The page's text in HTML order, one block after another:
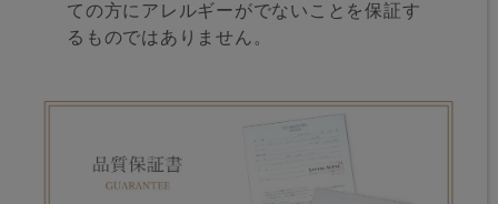
ての方にアレルギーがでないことを保証す
るものではありません。